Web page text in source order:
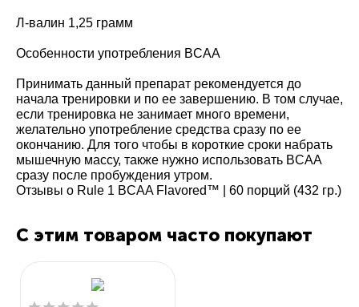
Л-валин 1,25 грамм
Особенности употребления BCAA
Принимать данный препарат рекомендуется до
начала тренировки и по ее завершению. В том случае,
если тренировка не занимает много времени,
желательно употребление средства сразу по ее
окончанию. Для того чтобы в короткие сроки набрать
мышечную массу, также нужно использовать BCAA
сразу после пробуждения утром.
Отзывы о Rule 1 BCAA Flavored™ | 60 порций (432 гр.)
С этим товаром часто покупают